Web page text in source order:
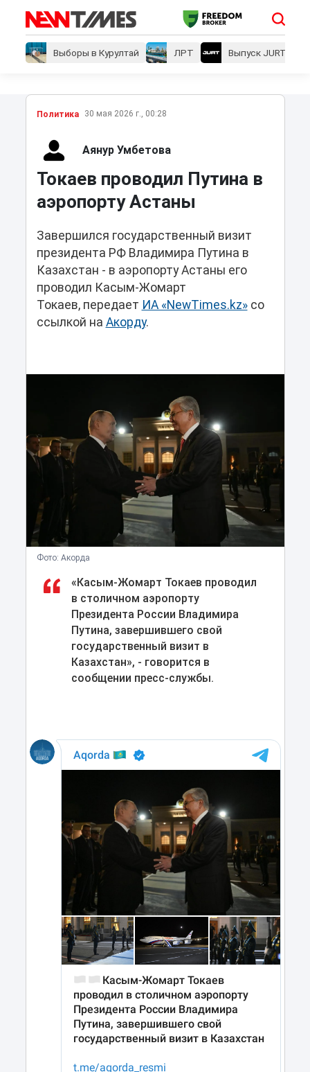
Выборы в Курултай ЛРТ Выпуск JURT
Политика 30 мая 2026 г., 00:28
Аянур Умбетова
Токаев проводил Путина в
аэропорту Астаны
Завершился государственный визит
президента РФ Владимира Путина в
Казахстан - в аэропорту Астаны его
проводил Касым-Жомарт
Токаев, передает ИА «NewTimes.kz»со
ссылкой на Акорду.
Фото: Акорда
«Касым-Жомарт Токаев проводил
в столичном аэропорту
Президента России Владимира
Путина, завершившего свой
государственный визит в
Казахстан», - говорится в
сообщении пресс-службы.